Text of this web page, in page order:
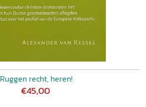
Ruggen recht, heren!
€45,00